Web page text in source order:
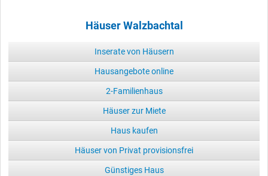
Häuser Walzbachtal
Inserate von Häusern
Hausangebote online
2-Familienhaus
Häuser zur Miete
Haus kaufen
Häuser von Privat provisionsfrei
Günstiges Haus